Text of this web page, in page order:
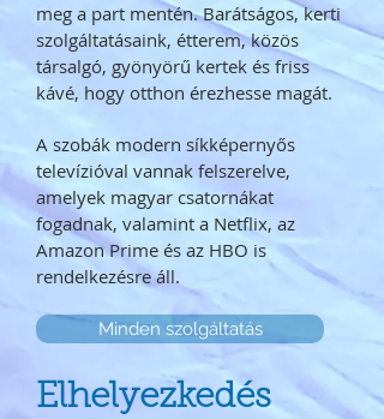
meg a part mentén. Barátságos, kerti
szolgáltatásaink, étterem, közös
társalgó, gyönyörű kertek és friss
kávé, hogy otthon érezhesse magát.
A szobák modern síkképernyős
televízióval vannak felszerelve,
amelyek magyar csatornákat
fogadnak, valamint a Netflix, az
Amazon Prime és az HBO is
rendelkezésre áll.
Minden szolgáltatás
Elhelyezkedés